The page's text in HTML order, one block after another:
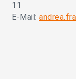
11
E-Mail: